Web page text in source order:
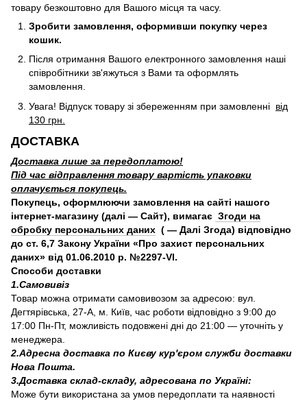
товару безкоштовно для Вашого місця та часу.
Зробити замовлення, оформивши покупку через
кошик.
Після отримання Вашого електронного замовлення наші
співробітники зв'яжуться з Вами та оформлять
замовлення.
Увага! Відпуск товару зі збереженням при замовленні від
130 грн.
ДОСТАВКА
Доставка лише за передоплатою!
Під час відправлення товару вартість упаковки
оплачується покупець.
Покупець, оформлюючи замовлення на сайті нашого
інтернет-магазину (далі — Сайт), вимагає Згоди на
обробку персональних даних ( — Далі Згода) відповідно
до ст. 6,7 Закону України «Про захист персональних
даних» від 01.06.2010 р. №2297-VI.
Способи доставки
1.Самовивіз
Товар можна отримати самовивозом за адресою: вул.
Дегтярівська, 27-А, м. Київ, час роботи відповідно з 9:00 до
17:00 Пн-Пт, можливість подовжені дні до 21:00 — уточніть у
менеджера.
2.Адресна доставка по Києву кур'єром служби доставки
Нова Пошта.
3.Доставка склад-складу, адресована по Україні:
Може бути використана за умов передоплати та наявності